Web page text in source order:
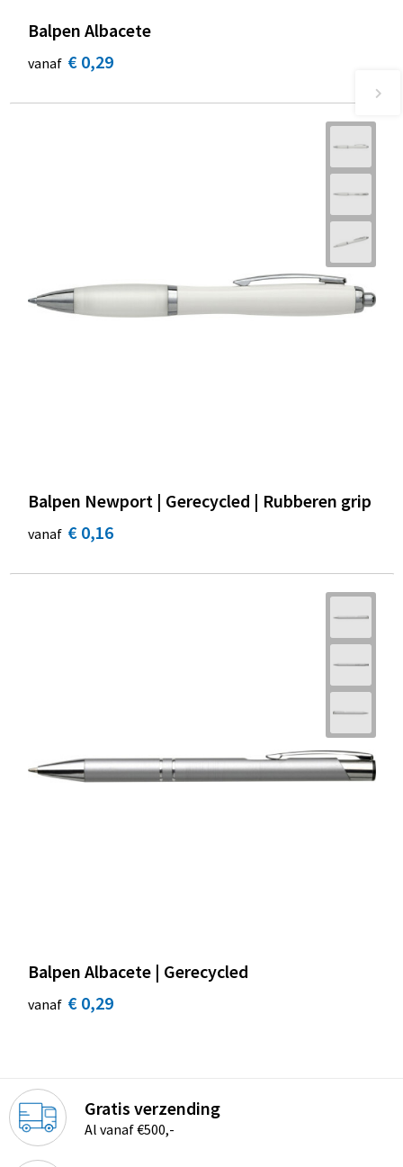
Balpen Albacete
vanaf € 0,29
Balpen Newport | Gerecycled | Rubberen grip
vanaf € 0,16
Balpen Albacete | Gerecycled
vanaf € 0,29
Gratis verzending
Al vanaf €500,-